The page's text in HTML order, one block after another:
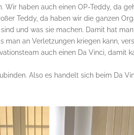
Wir haben auch einen OP-Teddy, da
Teddy, da haben wir die ganzen
und was sie machen. Damit hat
man an Verletzungen kriegen kann,
auch einen Da Vinci, damit
Also es handelt sich beim Da